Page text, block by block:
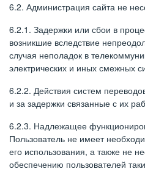
6.2. Администрация сайта не
6.2.1. Задержки или сбои в
возникшие вследствие
случая неполадок в
электрических и иных смежных
6.2.2. Действия систем
и за задержки связанные с их
6.2.3. Надлежащее
Пользователь не имеет
его использования, а также не
обеспечению пользователей